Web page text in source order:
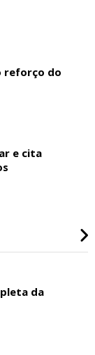
reforço do
e cita
da